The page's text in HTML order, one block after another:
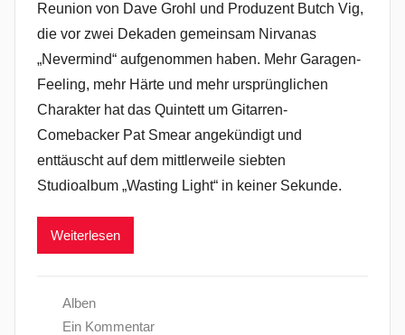
Reunion von Dave Grohl und Produzent Butch Vig,
die vor zwei Dekaden gemeinsam Nirvanas
„Nevermind“ aufgenommen haben. Mehr Garagen-
Feeling, mehr Härte und mehr ursprünglichen
Charakter hat das Quintett um Gitarren-
Comebacker Pat Smear angekündigt und
enttäuscht auf dem mittlerweile siebten
Studioalbum „Wasting Light“ in keiner Sekunde.
Weiterlesen
Alben
Ein Kommentar